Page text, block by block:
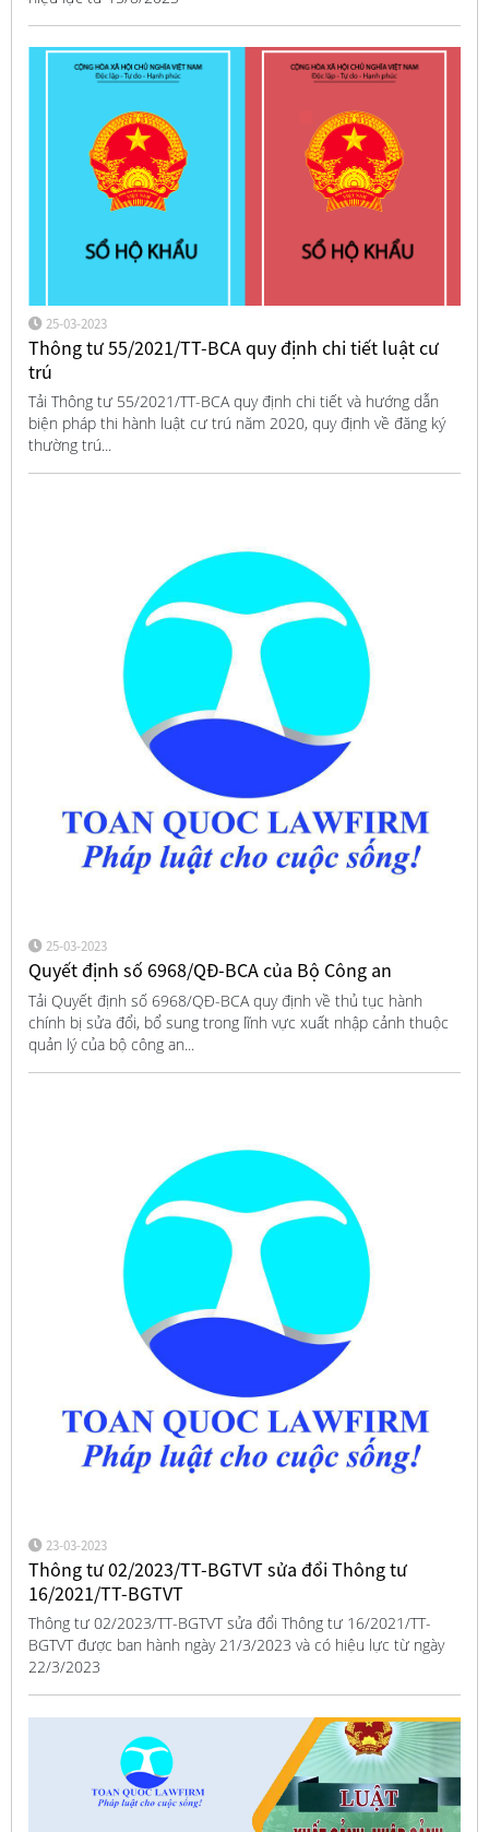
25-03-2023
Thông tư 55/2021/TT-BCA quy định chi tiết luật cư
trú
Tải Thông tư 55/2021/TT-BCA quy định chi tiết và hướng dẫn
biện pháp thi hành luật cư trú năm 2020, quy định về đăng ký
thường trú...
25-03-2023
Quyết định số 6968/QĐ-BCA của Bộ Công an
Tải Quyết định số 6968/QĐ-BCA quy định về thủ tục hành
chính bị sửa đổi, bổ sung trong lĩnh vực xuất nhập cảnh thuộc
quản lý của bộ công an...
23-03-2023
Thông tư 02/2023/TT-BGTVT sửa đổi Thông tư
16/2021/TT-BGTVT
Thông tư 02/2023/TT-BGTVT sửa đổi Thông tư 16/2021/TT-
BGTVT được ban hành ngày 21/3/2023 và có hiệu lực từ ngày
22/3/2023